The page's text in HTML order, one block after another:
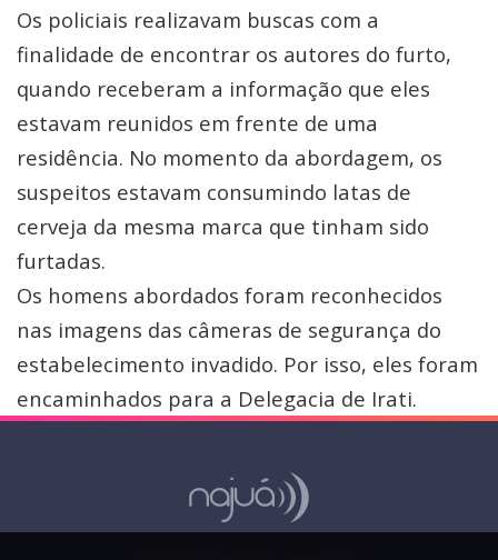
Os policiais realizavam buscas com a
finalidade de encontrar os autores do furto,
quando receberam a informação que eles
estavam reunidos em frente de uma
residência. No momento da abordagem, os
suspeitos estavam consumindo latas de
cerveja da mesma marca que tinham sido
furtadas.
Os homens abordados foram reconhecidos
nas imagens das câmeras de segurança do
estabelecimento invadido. Por isso, eles foram
encaminhados para a Delegacia de Irati.